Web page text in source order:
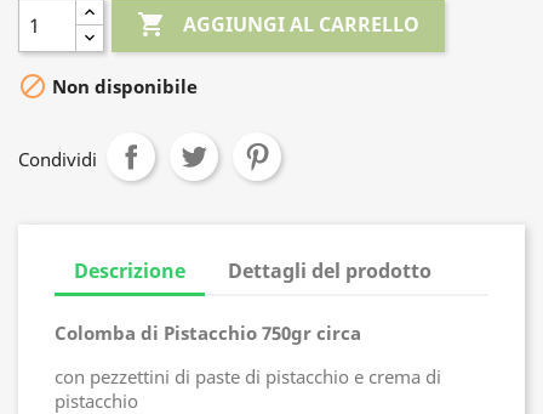
 AGGIUNGI AL CARRELLO
 Non disponibile
Condividi
Descrizione Dettagli del prodotto
Colomba di Pistacchio 750gr circa
con pezzettini di paste di pistacchio e crema di
pistacchio